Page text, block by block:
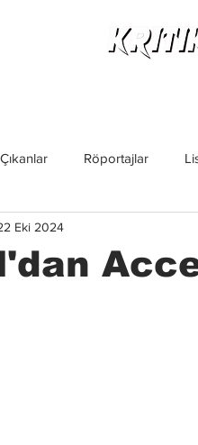
Röportajlar
İncelemeler
Eki 2024